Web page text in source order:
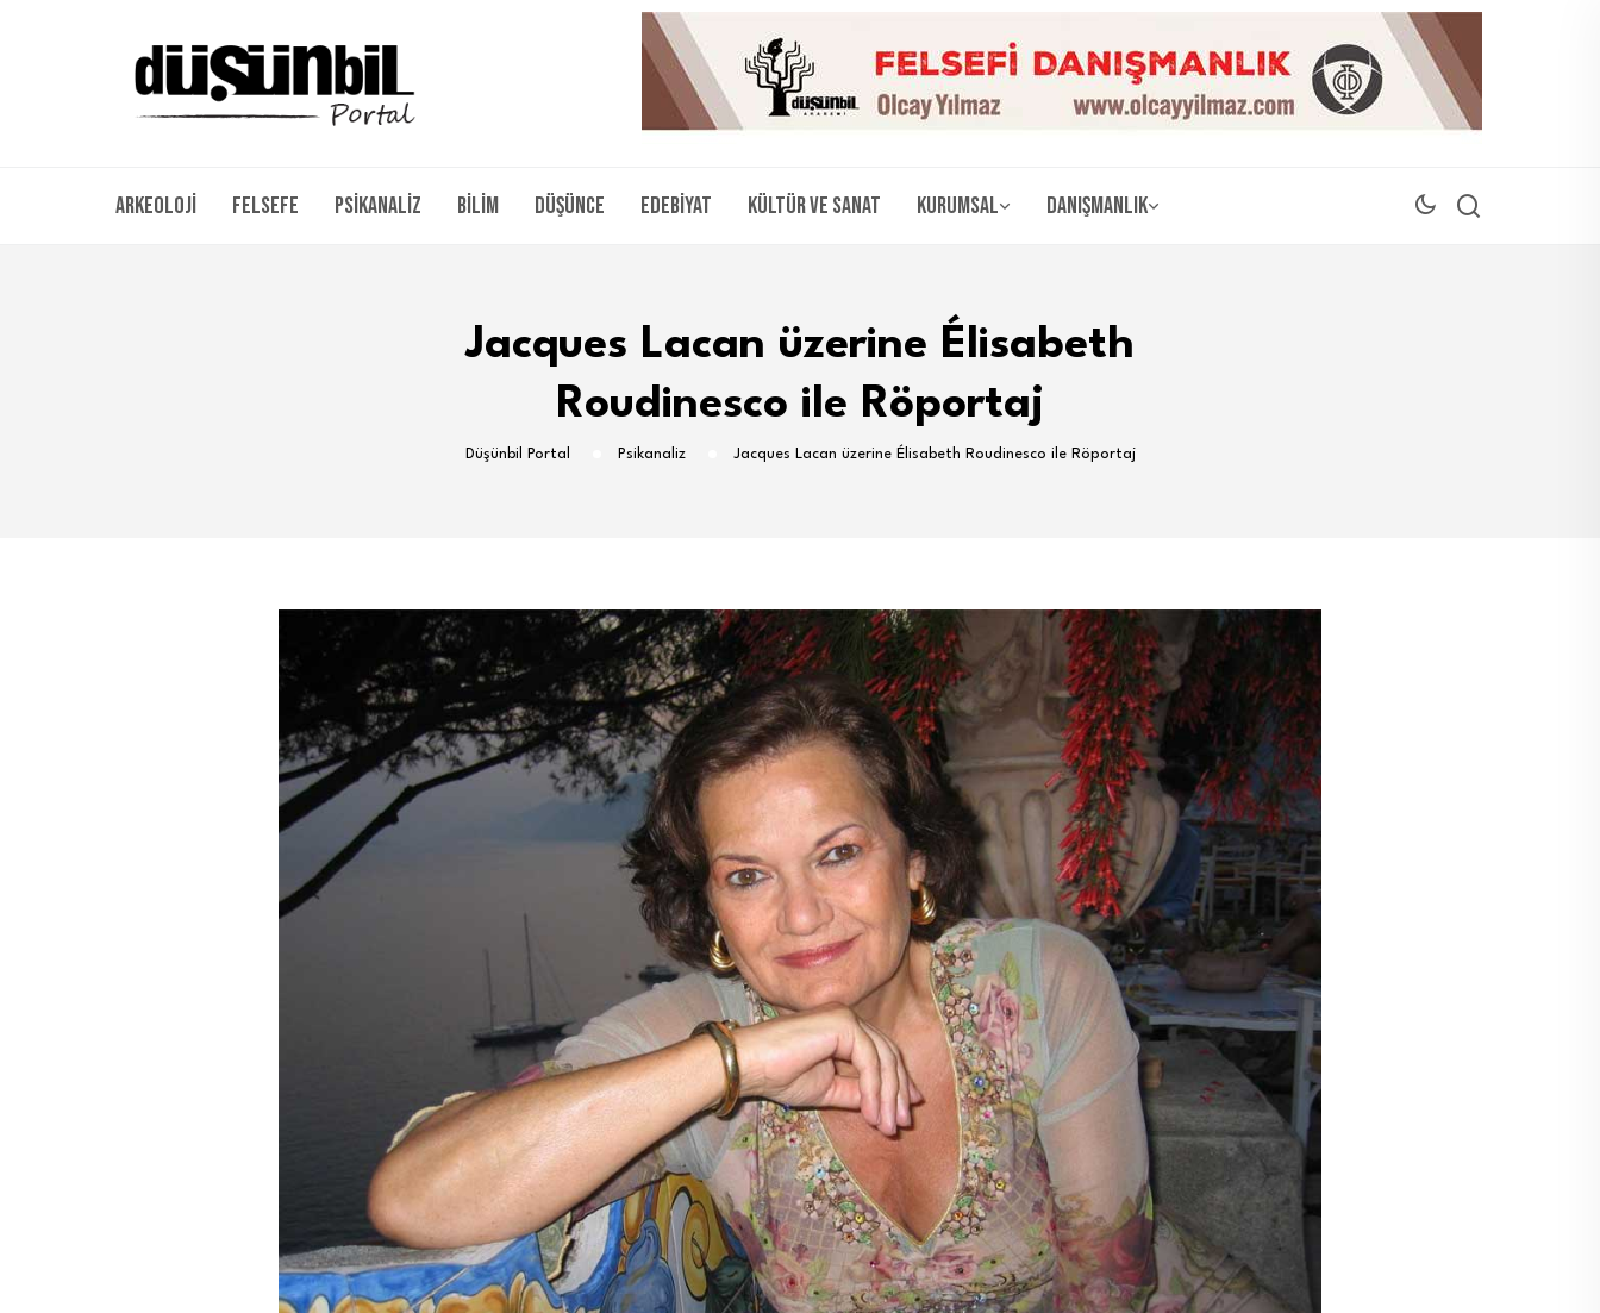
Arkeoloji Felsefe Psikanaliz Bilim Düşünce Edebiyat Kültür ve Sanat Kurumsal Danışmanlık
Jacques Lacan üzerine Élisabeth
Roudinesco ile Röportaj
Düşünbil Portal Psikanaliz Jacques Lacan üzerine Élisabeth Roudinesco ile Röportaj